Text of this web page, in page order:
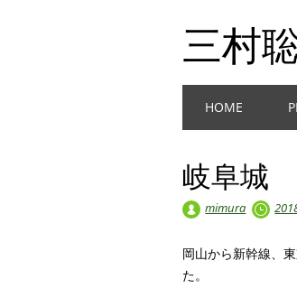
三村
Main
HOME
岐阜城
mimura
岡山から新幹線、
た。